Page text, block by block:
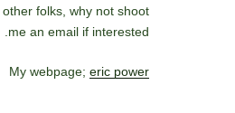
folks, why not shoot
me an email if interested.
My webpage; eric power